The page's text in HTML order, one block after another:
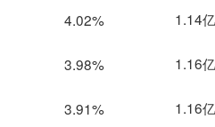
4.02% 1.14亿
3.98% 1.16亿
3.91% 1.16亿